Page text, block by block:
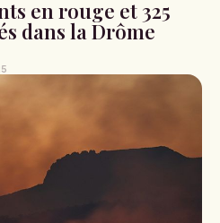
en rouge et 325
dans la Drôme